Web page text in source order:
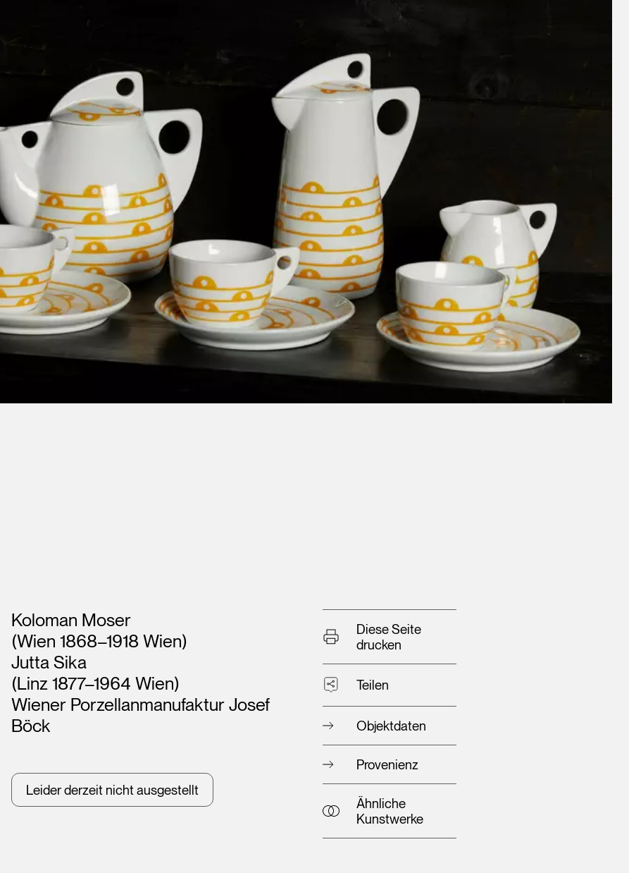
Künstler*innen
Koloman Moser
(Wien 1868–1918 Wien)
Jutta Sika
(Linz 1877–1964 Wien)
Wiener Porzellanmanufaktur Josef
Böck
Leider derzeit nicht ausgestellt
Diese Seite
drucken
Teilen
Objektdaten
Provenienz
Ähnliche
Kunstwerke